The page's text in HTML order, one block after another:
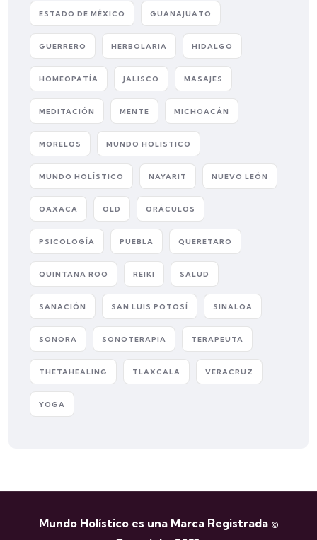
ESTADO DE MÉXICO GUANAJUATO
GUERRERO HERBOLARIA HIDALGO
HOMEOPATÍA JALISCO MASAJES
MEDITACIÓN MENTE MICHOACÁN
MORELOS MUNDO HOLISTICO
MUNDO HOLÍSTICO NAYARIT NUEVO LEÓN
OAXACA OLD ORÁCULOS
PSICOLOGÍA PUEBLA QUERETARO
QUINTANA ROO REIKI SALUD
SANACIÓN SAN LUIS POTOSÍ SINALOA
SONORA SONOTERAPIA TERAPEUTA
THETAHEALING TLAXCALA VERACRUZ
YOGA
Mundo Holístico es una Marca Registrada ©